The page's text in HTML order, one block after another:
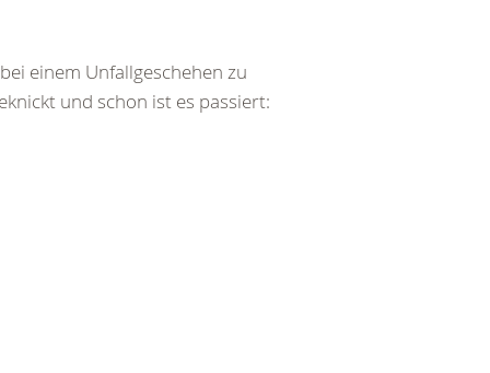
einem Unfallgeschehen zu
und schon ist es passiert: